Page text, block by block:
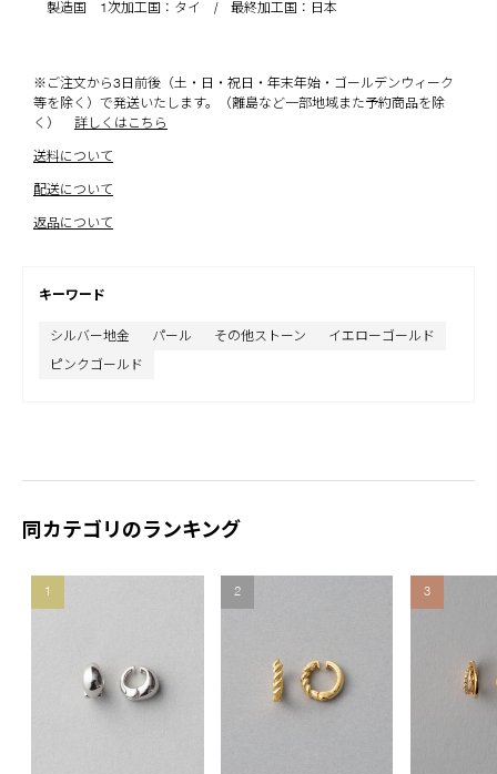
製造国 1次加工国：タイ / 最終加工国：日本
※ご注文から3日前後（土・日・祝日・年末年始・ゴールデンウィーク
等を除く）で発送いたします。（離島など一部地域また予約商品を除
く）
詳しくはこちら
送料について
配送について
返品について
キーワード
シルバー地金 パール その他ストーン
イエローゴールド
ピンクゴールド
同カテゴリのランキング
1 2 3